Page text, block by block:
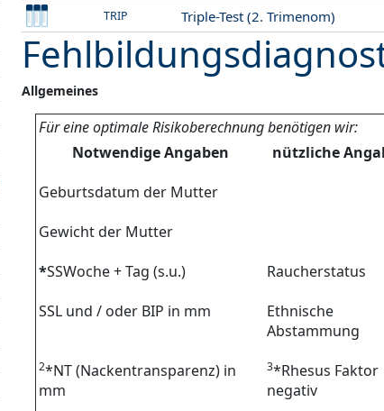
TRIP Triple-Test (2. Trimenom)
Allgemeines
Für eine optimale Risikoberechnung benötigen wir:
Notwendige Angaben
nützliche
Geburtsdatum der Mutter
Gewicht der Mutter
*SSWoche + Tag (s.u.)
Raucherstatus
SSL und / oder BIP in mm
Ethnische
Abstammung
2*NT (Nackentransparenz) in
mm
3*Rhesus Faktor
negativ